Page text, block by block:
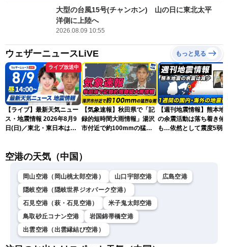
大型の台風15号(チャンホン) 山の日に東北太平
洋側に上陸へ
2026.08.09 10:55
ウェザーニュースLiVE もっと見る
ライブ放送中
【ライブ】最新天気ニュー
ス・地震情報 2026年8月9
日(日)／東北・東日本は急
小川千奈／芳野達郎〉
【気象速報】秋田県で「記
録的短時間大雨情報」湯沢
市付近で約100mmの猛烈
【週刊地震情報】熊本地
の余震活動は落ち着き傾
も…依然として震度5弱警
空港の天気（中国）
岡山空港（岡山桃太郎空港） 山口宇部空港
広島空港
隠岐空港（隠岐世界ジオパーク空港）
石見空港（萩・石見空港）
米子鬼太郎空港
鳥取砂丘コナン空港
岩国錦帯橋空港
出雲空港（出雲縁結び空港）